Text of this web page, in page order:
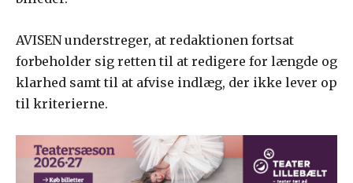
AVISEN understreger, at redaktionen fortsat
forbeholder sig retten til at redigere for længde og
klarhed samt til at afvise indlæg, der ikke lever op
til kriterierne.